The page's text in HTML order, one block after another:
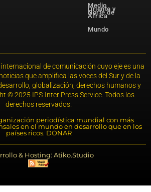
Medio
Oriente y
Norte de
África
Mundo
de comunicación cuyo eje es una
que amplifica las voces del Sur y de la
globalización, derechos humanos y
© 2025 IPS-Inter Press Service. Todos los
derechos reservados.
periodística mundial con más
en el mundo en desarrollo que en los
países ricos. DONAR
& Hosting: Atiko.Studio